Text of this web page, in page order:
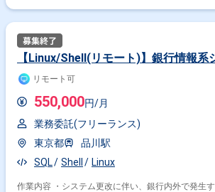
【Linux/Shell(リモート)】銀行情報系
リモート可
550,000円/月
業務委託(フリーランス)
東京都
品川駅
SQL
Shell Linux
作業内容 ・システム更改に伴い、銀行内外で発生